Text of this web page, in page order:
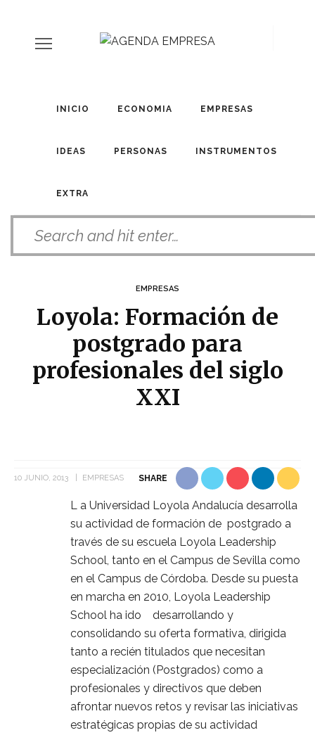
INICIO ECONOMIA EMPRESAS
IDEAS PERSONAS INSTRUMENTOS
EXTRA
EMPRESAS
Loyola: Formación de
postgrado para
profesionales del siglo
XXI
10 JUNIO, 2013 EMPRESAS SHARE
L a Universidad Loyola Andalucía desarrolla
su actividad de formación de postgrado a
través de su escuela Loyola Leadership
School, tanto en el Campus de Sevilla como
en el Campus de Córdoba. Desde su puesta
en marcha en 2010, Loyola Leadership
School ha ido desarrollando y
consolidando su oferta formativa, dirigida
tanto a recién titulados que necesitan
especialización (Postgrados) como a
profesionales y directivos que deben
afrontar nuevos retos y revisar las iniciativas
estratégicas propias de su actividad